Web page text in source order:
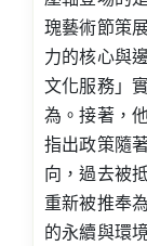
瑰藝術節策
力的核心與
文化服務」
為。接著，
指出政策隨
向，過去被
重新被推奉
的永續與環